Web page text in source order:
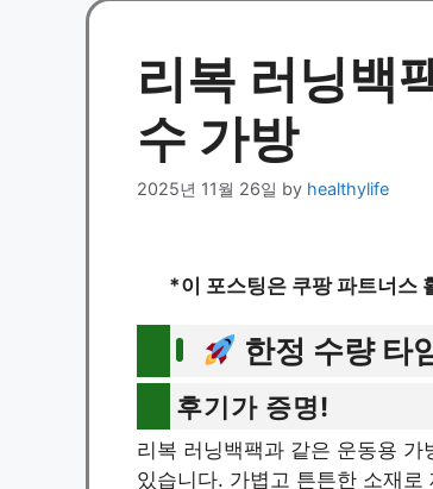
리복 러닝백
수 가방
2025년 11월 26일 by healthylife
*이 포스팅은 쿠팡 파트너스
한정 수량 타
후기가 증명!
리복 러닝백팩과 같은 운동용
있습니다. 가볍고 튼튼한 소재